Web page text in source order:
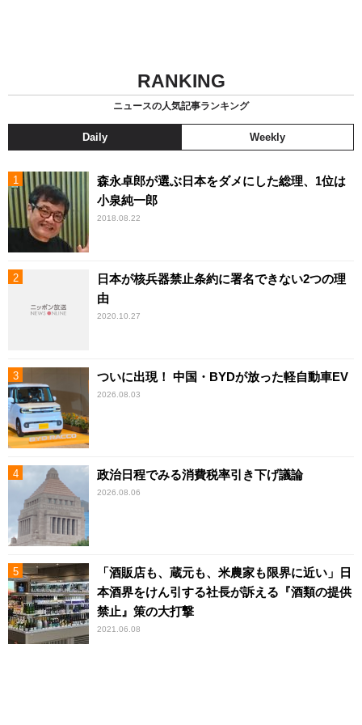
RANKING
ニュースの人気記事ランキング
Daily Weekly
森永卓郎が選ぶ日本をダメにした総理、1位は
小泉純一郎
2018.08.22
日本が核兵器禁止条約に署名できない2つの理
由
2020.10.27
ついに出現！ 中国・BYDが放った軽自動車EV
2026.08.03
政治日程でみる消費税率引き下げ議論
2026.08.06
「酒販店も、蔵元も、米農家も限界に近い」日
本酒界をけん引する社長が訴える『酒類の提供
禁止』策の大打撃
2021.06.08